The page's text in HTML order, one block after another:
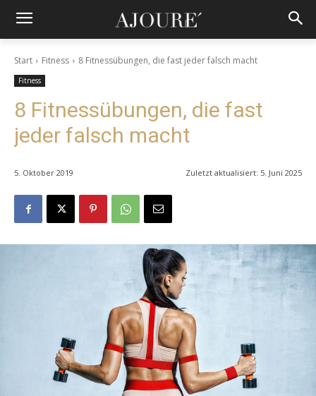
Start Fitness 8 Fitnessübungen, die fast jeder falsch macht
Fitness
8 Fitnessübungen, die fast
jeder falsch macht
5. Oktober 2019 Zuletzt aktualisiert: 5. Juni 2025